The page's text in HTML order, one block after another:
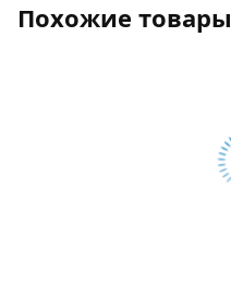
Похожие товары